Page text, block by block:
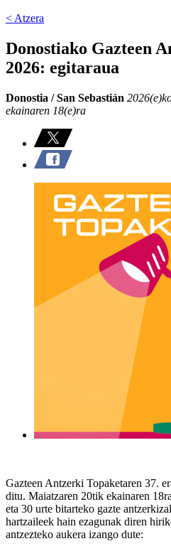
< Atzera
Donostiako Gazteen
2026: egitaraua
Donostia / San Sebastián
ekainaren 18(e)ra
Gazteen Antzerki Topaketaren 37.
ditu. Maiatzaren 20tik ekainaren
eta 30 urte bitarteko gazte
hartzaileek hain ezagunak diren
antzezteko aukera izango dute: